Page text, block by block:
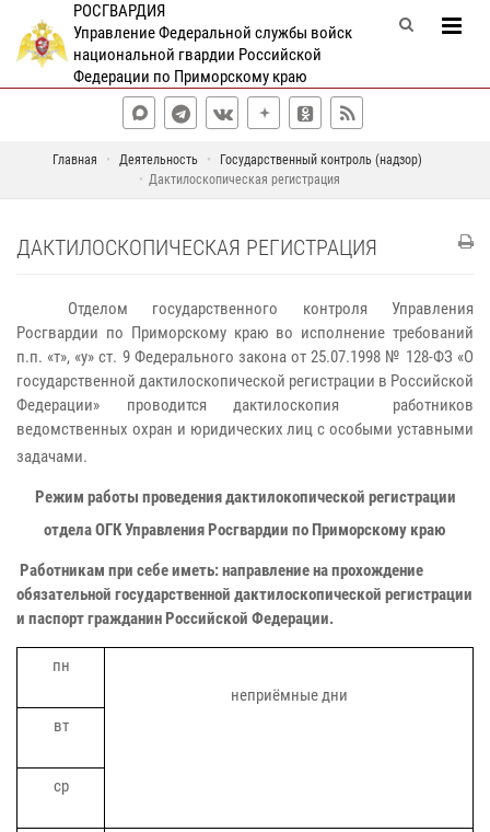
РОСГВАРДИЯ
Управление Федеральной службы войск
национальной гвардии Российской
Федерации по Приморскому краю
Главная Деятельность
Государственный контроль (надзор)
Дактилоскопическая регистрация
ДАКТИЛОСКОПИЧЕСКАЯ РЕГИСТРАЦИЯ
Отделом государственного контроля Управления
Росгвардии по Приморскому краю во исполнение требований
п.п. «т», «у» ст. 9 Федерального закона от 25.07.1998 № 128-ФЗ «О
государственной дактилоскопической регистрации в Российской
Федерации» проводится дактилоскопия работников
ведомственных охран и юридических лиц с особыми уставными
задачами.
Режим работы проведения дактилокопической регистрации
отдела ОГК Управления Росгвардии по Приморскому краю
Работникам при себе иметь: направление на прохождение
обязательной государственной дактилоскопической регистрации
и паспорт гражданин Российской Федерации.
пн
неприёмные дни
вт
ср